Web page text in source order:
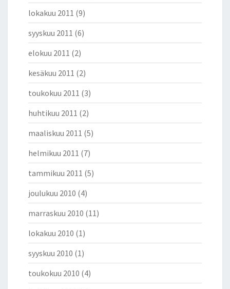
lokakuu 2011 (9)
syyskuu 2011 (6)
elokuu 2011 (2)
kesäkuu 2011 (2)
toukokuu 2011 (3)
huhtikuu 2011 (2)
maaliskuu 2011 (5)
helmikuu 2011 (7)
tammikuu 2011 (5)
joulukuu 2010 (4)
marraskuu 2010 (11)
lokakuu 2010 (1)
syyskuu 2010 (1)
toukokuu 2010 (4)